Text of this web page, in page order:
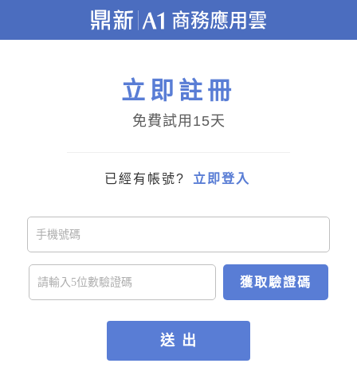
立即註冊
免費試用15天
已經有帳號? 立即登入
獲取驗證碼